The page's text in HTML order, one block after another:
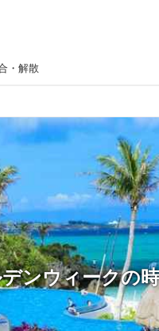
・解散
ンウィークの